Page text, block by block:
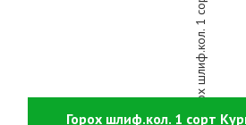
Горох шлиф.кол. 1 сорт